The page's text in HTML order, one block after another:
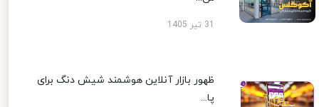
ظهور بازار آنلاین هوشمند شیش دنگ برای
پا...